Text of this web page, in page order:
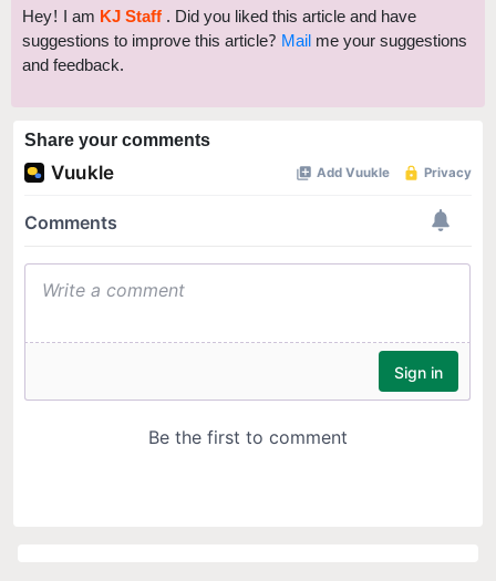
Hey! I am KJ Staff . Did you liked this article and have
suggestions to improve this article? Mail me your suggestions
and feedback.
Share your comments